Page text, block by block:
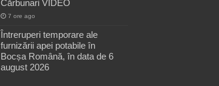
Cărbunari VIDEO
7 ore ago
Întreruperi temporare ale
furnizării apei potabile în
Bocșa Română, în data de 6
august 2026